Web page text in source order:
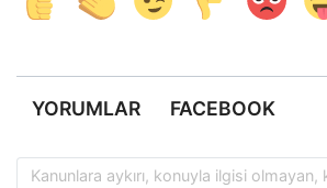
YORUMLAR FACEBOOK